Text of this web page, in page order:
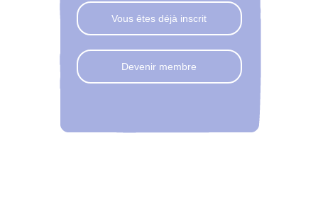
Vous êtes déjà inscrit
Devenir membre